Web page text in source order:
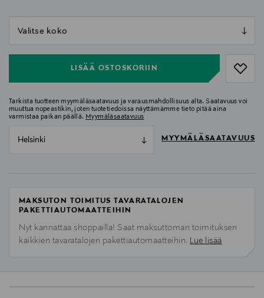
LISÄÄ OSTOSKORIIN
Tarkista tuotteen myymäläsaatavuus ja varausmahdollisuus alta. Saatavuus voi
muuttua nopeastikin, joten tuotetiedoissa näyttämämme tieto pitää aina
varmistaa paikan päällä. Myymäläsaatavuus
Helsinki MYYMÄLÄSAATAVUUS
MAKSUTON TOIMITUS TAVARATALOJEN
PAKETTIAUTOMAATTEIHIN
Nyt kannattaa shoppailla! Saat maksuttoman toimituksen
kaikkien tavaratalojen pakettiautomaatteihin. Lue lisää